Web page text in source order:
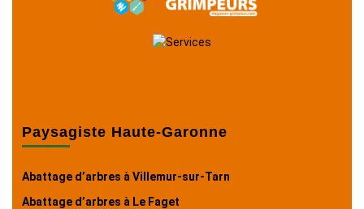
Paysagiste Haute-Garonne
Abattage d’arbres à Villemur-sur-Tarn
Abattage d’arbres à Le Faget